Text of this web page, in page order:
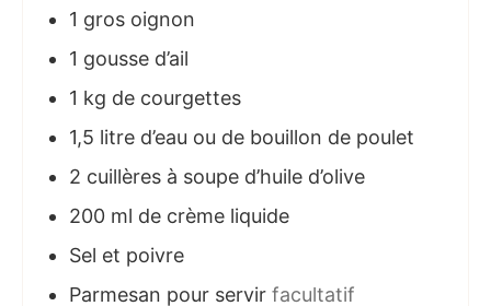
1 gros oignon
1 gousse d’ail
1 kg de courgettes
1,5 litre d’eau ou de bouillon de poulet
2 cuillères à soupe d’huile d’olive
200 ml de crème liquide
Sel et poivre
Parmesan pour servir facultatif